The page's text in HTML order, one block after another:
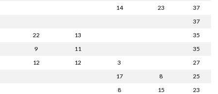
14 23
37
37
22 13
35
9 11
35
12 12 3
27
17 8
25
8 15
23